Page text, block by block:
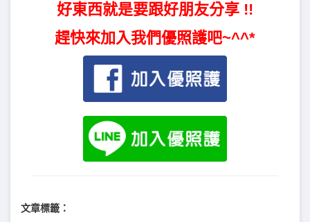
好東西就是要跟好朋友分享 !!
趕快來加入我們優照護吧~^^*
文章標籤：